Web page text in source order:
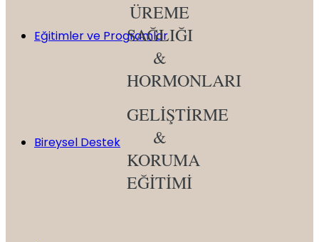
Eğitimler ve Programlar
Bireysel Destek
ÜREME
SAĞLIĞI
&
HORMONLARI
GELİŞTİRME
&
KORUMA
EĞİTİMİ